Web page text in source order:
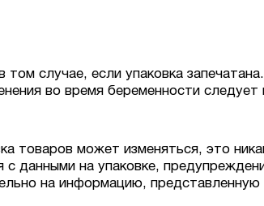
случае, если упаковка
во время беременности
товаров может изменяться, это
данными на упаковке,
на информацию, представленную